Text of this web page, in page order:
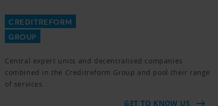
CREDITREFORM
GROUP
Central expert units and decentralised companies
combined in the Creditreform Group and pool their range
of services.
GET TO KNOW US